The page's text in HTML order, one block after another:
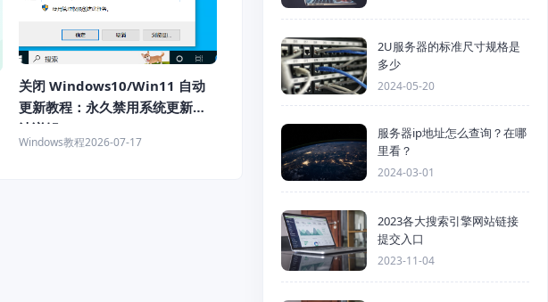
关闭 Windows10/Win11 自动
更新教程：永久禁用系统更新方
法详解
Windows教程2026-07-17
2U服务器的标准尺寸规格是
多少
2024-05-20
服务器ip地址怎么查询？在哪
里看？
2024-03-01
2023各大搜索引擎网站链接
提交入口
2023-11-04